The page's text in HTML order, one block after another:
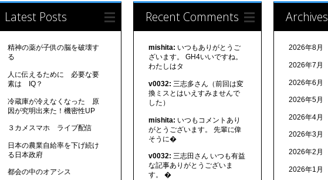
Latest Posts
精神の薬が子供の脳を破壊す
る
人に伝えるために 必要な要
素は IQ？
冷蔵庫が冷えなくなった 原
因が究明出来た！機密性UP
３カメスマホ ライブ配信
日本の農業自給率を下げ続け
る日本政府
都会の中のオアシス
Recent Comments
mishita: いつもありがとうご
ざいます。 GH4いいですね。
わたしはタ
v0032: 三志多さん（前回は変
換ミスとはいえすみませんで
した）
mishita: いつもコメントあり
がとうございます。 先輩に偉
そうに�
v0032: 三志田さん いつも有益
な記事ありがとうございま
す。 �
Archives
2026年8月
2026年7月
2026年6月
2026年5月
2026年4月
2026年3月
2026年2月
2026年1月